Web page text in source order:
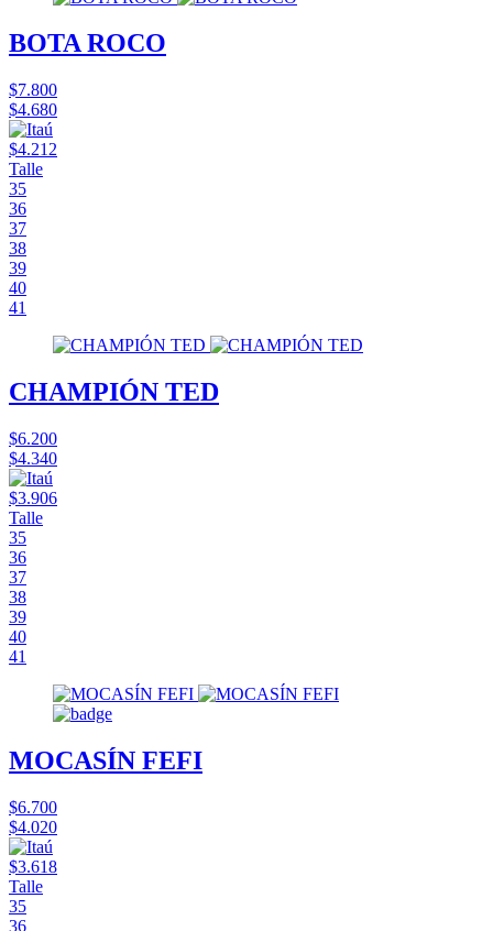
BOTA ROCO
$7.800
$4.680
$4.212
Talle
35
36
37
38
39
40
41
CHAMPIÓN TED
$6.200
$4.340
$3.906
Talle
35
36
37
38
39
40
41
MOCASÍN FEFI
$6.700
$4.020
$3.618
Talle
35
36